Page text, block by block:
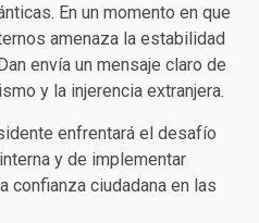
En un momento en que
amenaza la estabilidad
envía un mensaje claro de
y la injerencia extranjera.
enfrentará el desafío
y de implementar
confianza ciudadana en las